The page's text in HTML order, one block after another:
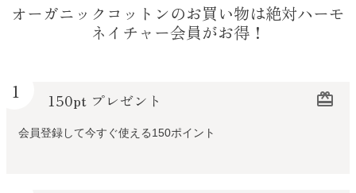
オーガニックコットンのお買い物は絶対ハーモ
ネイチャー会員がお得！
1 150pt プレゼント redeem
会員登録して今すぐ使える150ポイント